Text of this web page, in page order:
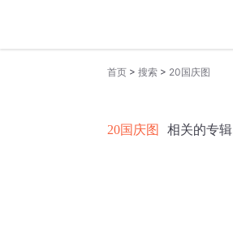
首页 > 搜索 > 20国庆图
20国庆图 相关的专辑